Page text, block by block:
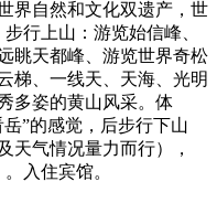
界自然和文化双遗产，世
步行上山：游览始信峰、
眺天都峰、游览世界奇松
梯、一线天、天海、光明
多姿的黄山风采。体
”的感觉，后步行下山
天气情况量力而行），
入住宾馆。